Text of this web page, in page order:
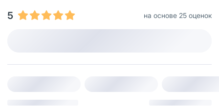
5
на основе 25 оценок